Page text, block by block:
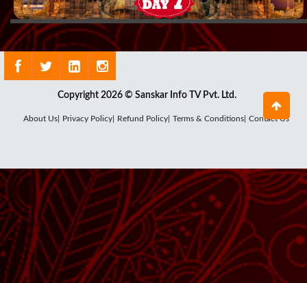
Copyright 2026 © Sanskar Info TV Pvt. Ltd.
About Us| Privacy Policy| Refund Policy| Terms & Conditions| Contact Us